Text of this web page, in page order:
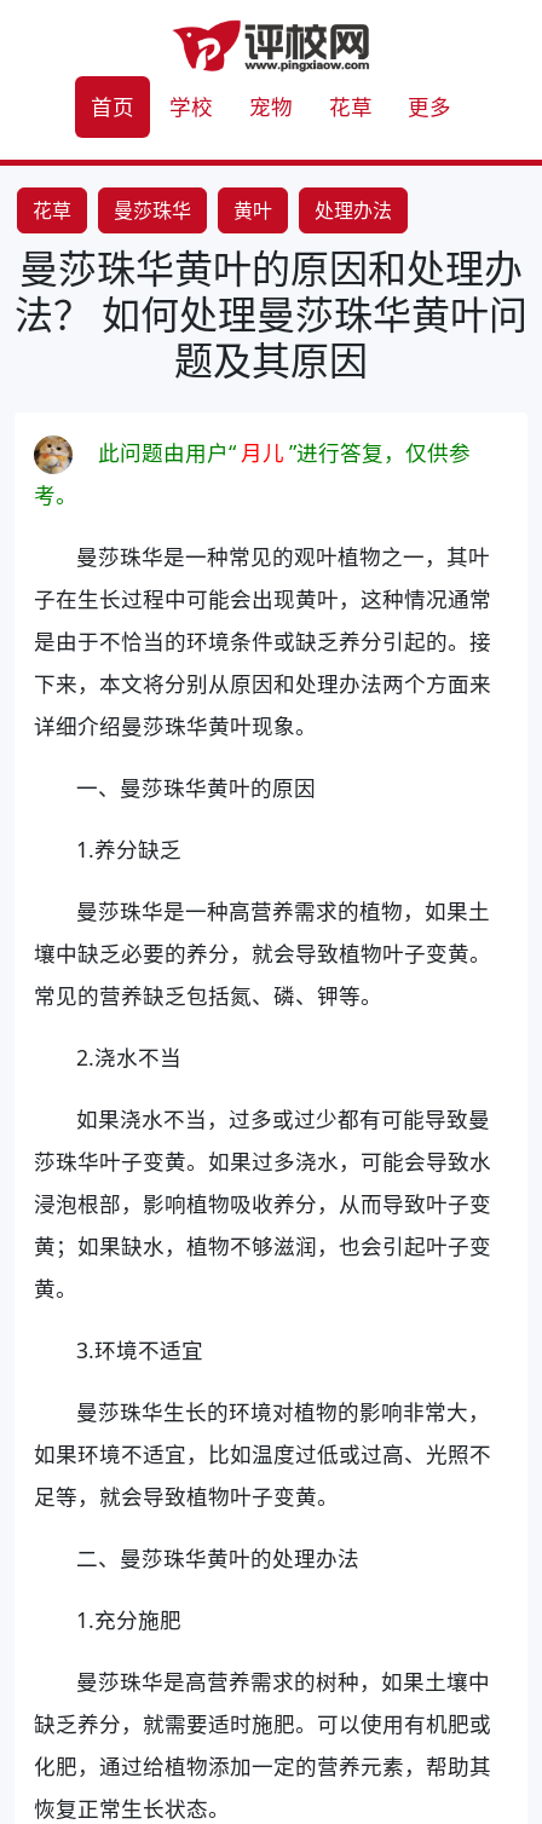
首页 学校 宠物 花草 更多
花草 曼莎珠华 黄叶 处理办法
曼莎珠华黄叶的原因和处理办
法？ 如何处理曼莎珠华黄叶问
题及其原因
此问题由用户“ 月儿 ”进行答复，仅供参
考。
曼莎珠华是一种常见的观叶植物之一，其叶
子在生长过程中可能会出现黄叶，这种情况通常
是由于不恰当的环境条件或缺乏养分引起的。接
下来，本文将分别从原因和处理办法两个方面来
详细介绍曼莎珠华黄叶现象。
一、曼莎珠华黄叶的原因
1.养分缺乏
曼莎珠华是一种高营养需求的植物，如果土
壤中缺乏必要的养分，就会导致植物叶子变黄。
常见的营养缺乏包括氮、磷、钾等。
2.浇水不当
如果浇水不当，过多或过少都有可能导致曼
莎珠华叶子变黄。如果过多浇水，可能会导致水
浸泡根部，影响植物吸收养分，从而导致叶子变
黄；如果缺水，植物不够滋润，也会引起叶子变
黄。
3.环境不适宜
曼莎珠华生长的环境对植物的影响非常大，
如果环境不适宜，比如温度过低或过高、光照不
足等，就会导致植物叶子变黄。
二、曼莎珠华黄叶的处理办法
1.充分施肥
曼莎珠华是高营养需求的树种，如果土壤中
缺乏养分，就需要适时施肥。可以使用有机肥或
化肥，通过给植物添加一定的营养元素，帮助其
恢复正常生长状态。